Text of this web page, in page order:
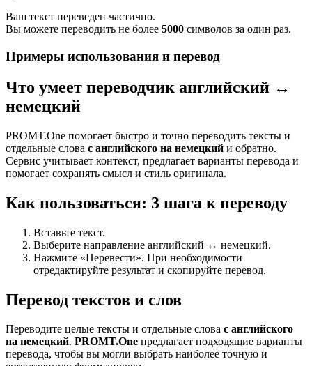
Ваш текст переведен частично.
Вы можете переводить не более 5000 символов за один раз.
Примеры использования и перевод
Что умеет переводчик английский ↔
немецкий
PROMT.One помогает быстро и точно переводить тексты и
отдельные слова с английского на немецкий и обратно.
Сервис учитывает контекст, предлагает варианты перевода и
помогает сохранять смысл и стиль оригинала.
Как пользоваться: 3 шага к переводу
Вставьте текст.
Выберите направление английский ↔ немецкий.
Нажмите «Перевести». При необходимости
отредактируйте результат и скопируйте перевод.
Перевод текстов и слов
Переводите целые тексты и отдельные слова с английского
на немецкий. PROMT.One предлагает подходящие варианты
перевода, чтобы вы могли выбрать наиболее точную и